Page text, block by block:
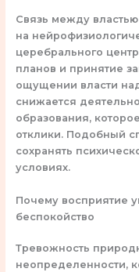
Связь между
на
церебрального
планов и принятие
ощущении власти
снижается
образования,
отклики. Подобный
сохранять
условиях.
Почему восприятие
беспокойство
Тревожность
неопределенности,